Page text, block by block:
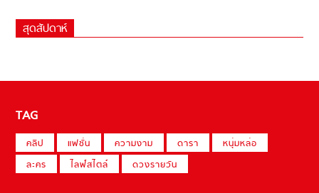
สุดสัปดาห์
TAG
คลิป แฟชั่น ความงาม ดารา
หนุ่มหล่อ
ละคร
ไลฟ์สไตล์ ดวงรายวัน